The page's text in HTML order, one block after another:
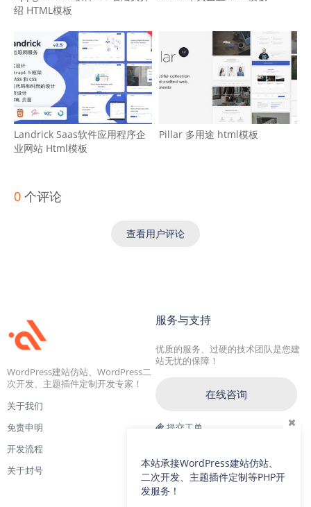
绍 HTML模板
Landrick Saas软件应用程序企
业网站 Html模板
Pillar 多用途 html模板
0 个评论
查看用户评论
WordPress建站仿站、WordPress二
次开发、主题插件定制开发专家！
关于我们
免责申明
开发流程
关于封号
服务与支持
优质的服务、过硬的技术团队是您建
站无忧的保障！
在线咨询
提交工单
交流二群：64786792
本站承接WordPress建站仿站、
二次开发、主题插件定制等PHP开
发服务！